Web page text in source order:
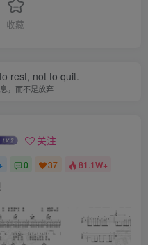
收藏
rest, not to quit.
，而不是放弃
关注
0 37 81.1W+